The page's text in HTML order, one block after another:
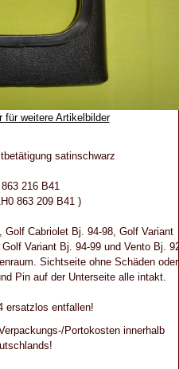
für weitere Artikelbilder
satinschwarz
216 B41
863 209 B41 )
Golf Cabriolet Bj. 94-98, Golf Variant
Variant Bj. 94-99 und Vento Bj.
Sichtseite ohne Schäden oder
Pin auf der Unterseite alle intakt.
ersatzlos entfallen!
Portokosten innerhalb